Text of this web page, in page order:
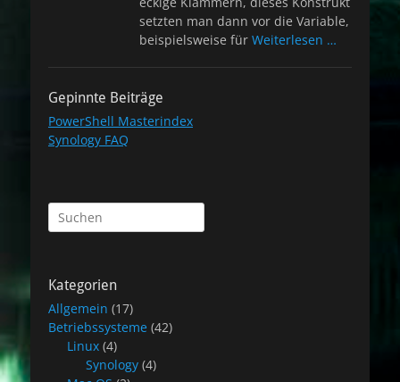
setzten man dann vor die Variable,
beispielsweise für Weiterlesen …
Gepinnte Beiträge
PowerShell Masterindex
Synology FAQ
Suchen
nach:
Kategorien
Allgemein (17)
Betriebssysteme (42)
Linux (4)
Synology (4)